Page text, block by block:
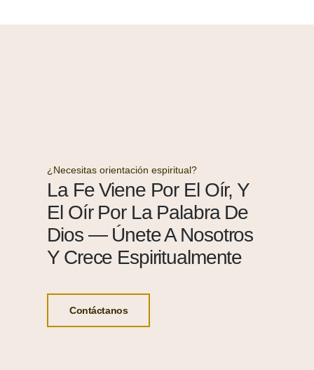
¿Necesitas orientación espiritual?
La Fe Viene Por El Oír, Y
El Oír Por La Palabra De
Dios — Únete A Nosotros
Y Crece Espiritualmente
Contáctanos